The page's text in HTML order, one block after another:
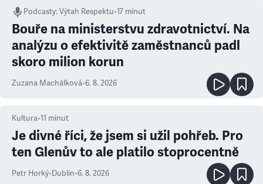
Podcasty:Výtah Respektu•17 minut
Bouře na ministerstvu zdravotnictví. Na
analýzu o efektivitě zaměstnanců padl
skoro milion korun
Zuzana Machálková•6. 8. 2026
Kultura•11 minut
Je divné říci, že jsem si užil pohřeb. Pro
ten Glenův to ale platilo stoprocentně
Petr Horký•Dublin•6. 8. 2026